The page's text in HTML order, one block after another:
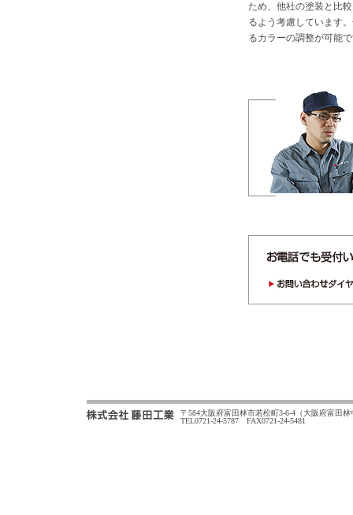
ため、他社の塗装と比
るよう考慮しています
るカラーの調整が可能
〒584大阪府富田林市若松町3-6-4（大阪府富田
TEL0721-24-5787 FAX0721-24-5481